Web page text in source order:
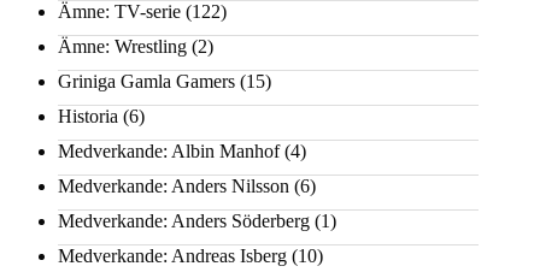
Ämne: TV-serie (122)
Ämne: Wrestling (2)
Griniga Gamla Gamers (15)
Historia (6)
Medverkande: Albin Manhof(4)
Medverkande: Anders Nilsson (6)
Medverkande: Anders Söderberg (1)
Medverkande: Andreas Isberg (10)